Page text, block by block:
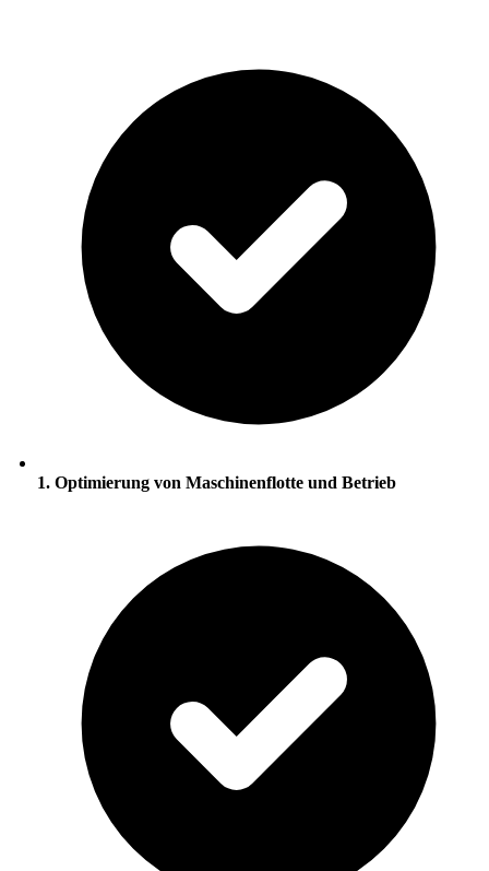
1. Optimierung von Maschinenflotte und Betrieb